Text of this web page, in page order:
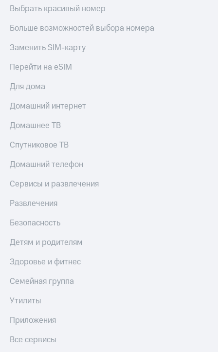
Выбрать красивый номер
Больше возможностей выбора номера
Заменить SIM-карту
Перейти на eSIM
Для дома
Домашний интернет
Домашнее ТВ
Спутниковое ТВ
Домашний телефон
Сервисы и развлечения
Развлечения
Безопасность
Детям и родителям
Здоровье и фитнес
Семейная группа
Утилиты
Приложения
Все сервисы